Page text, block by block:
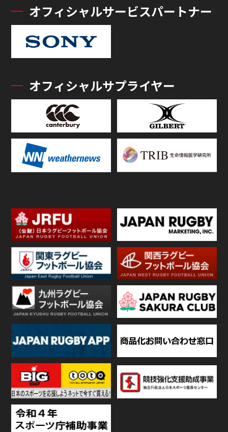
オフィシャルサービスパートナー
オフィシャルサプライヤー